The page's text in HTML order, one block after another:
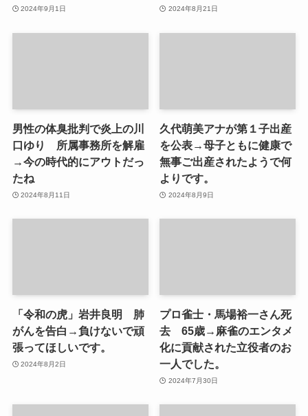
2024年9月1日 2024年8月21日
男性の体臭批判で炎上の川
口ゆり 所属事務所を解雇
→今の時代的にアウトだっ
たね
2024年8月11日
久代萌美アナが第１子出産
を公表→母子ともに健康で
無事ご出産されたようで何
よりです。
2024年8月9日
「令和の虎」岩井良明 肺
がんを告白→負けないで頑
張ってほしいです。
2024年8月2日
プロ雀士・馬場裕一さん死
去 65歳→麻雀のエンタメ
化に貢献された立役者のお
一人でした。
2024年7月30日